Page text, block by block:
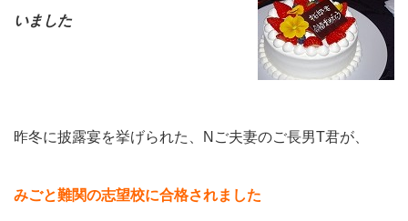
いました
昨冬に披露宴を挙げられた、 N ご夫妻のご長男T君が、
みごと難関の志望校に合格されました